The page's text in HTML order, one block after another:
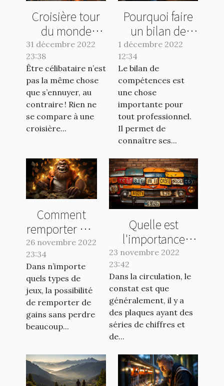
Croisière tour
du monde
célibataire :
pourquoi une
croisière solo ?
31 décembre 2022
23:38
Être célibataire n’est
pas la même chose
que s’ennuyer, au
contraire ! Rien ne
se compare à une
croisière...
Pourquoi faire
un bilan de
compétences ?
1 décembre 2022
12:34
Le bilan de
compétences est
une chose
importante pour
tout professionnel.
Il permet de
connaître ses...
Comment
remporter des
gains en
jouant au
Crash Casino
?
26 novembre 2022
23:34
Dans n’importe
quels types de
jeux, la possibilité
de remporter de
gains sans perdre
beaucoup...
Quelle est
l'importance
d'une plaque
d'immatriculation
?
23 novembre 2022
23:42
Dans la circulation, le
constat est que
généralement, il y a
des plaques ayant des
séries de chiffres et
de...